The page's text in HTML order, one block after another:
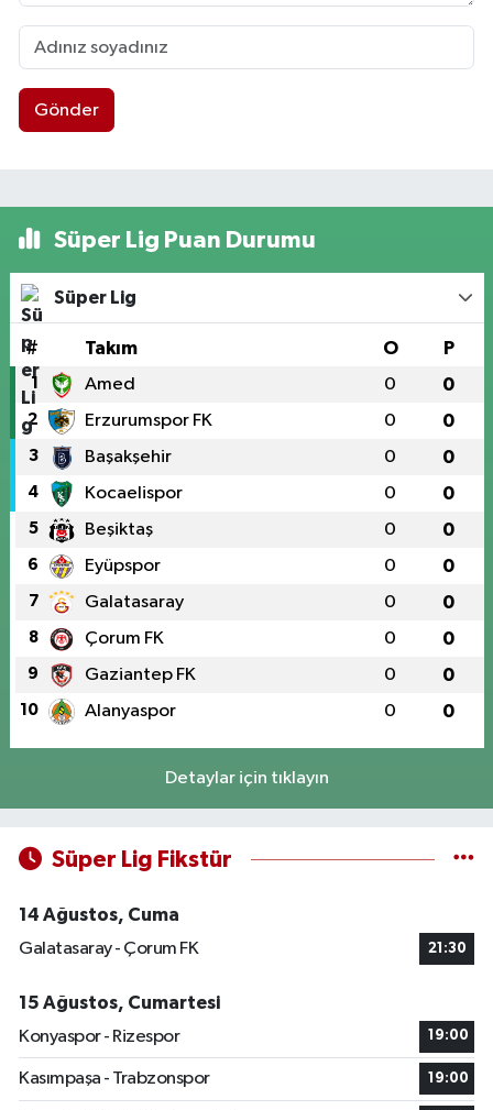
Gönder
Süper Lig Puan Durumu
Süper Lig
# Takım O P
1 Amed 0 0
2 Erzurumspor FK 0 0
3 Başakşehir 0 0
4 Kocaelispor 0 0
5 Beşiktaş 0 0
6 Eyüpspor 0 0
7 Galatasaray 0 0
8 Çorum FK 0 0
9 Gaziantep FK 0 0
10 Alanyaspor 0 0
Detaylar için tıklayın
Süper Lig Fikstür
14 Ağustos, Cuma
Galatasaray - Çorum FK
21:30
15 Ağustos, Cumartesi
Konyaspor - Rizespor
19:00
Kasımpaşa - Trabzonspor 19:00